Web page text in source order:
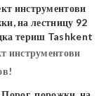
инструментови